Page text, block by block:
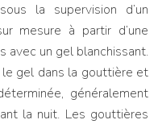
la supervision d’un
mesure à partir d’une
un gel blanchissant.
gel dans la gouttière et
généralement
la nuit. Les gouttières